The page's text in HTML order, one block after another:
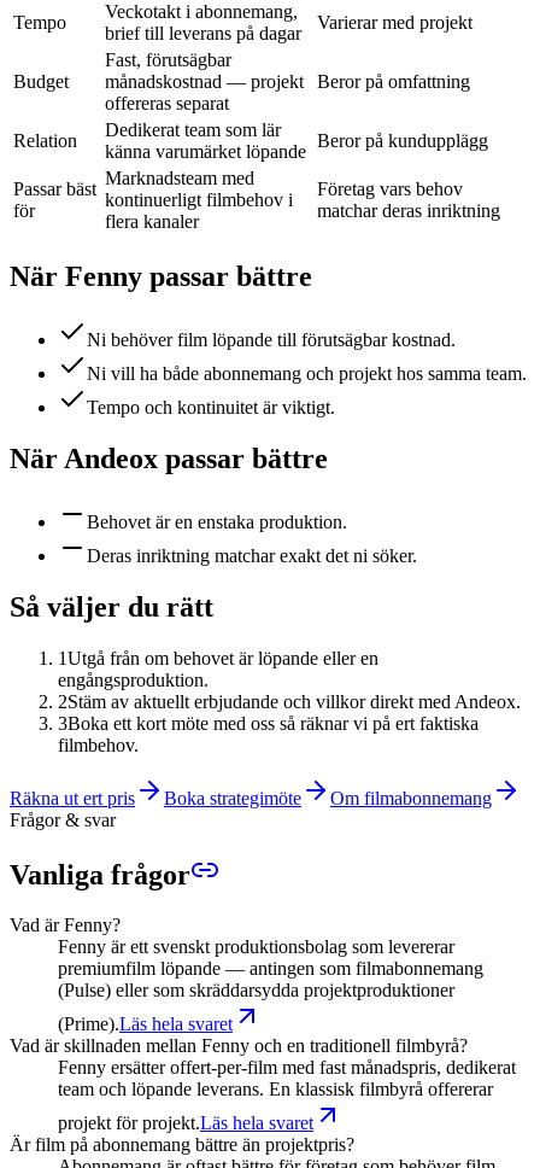
Tempo
Veckotakt i abonnemang,
brief till leverans på dagar
Varierar med projekt
Budget
Fast, förutsägbar
månadskostnad — projekt
offereras separat
Beror på omfattning
Relation
Dedikerat team som lär
känna varumärket löpande
Beror på kundupplägg
Passar bäst
för
Marknadsteam med
kontinuerligt filmbehov i
flera kanaler
Företag vars behov
matchar deras inriktning
När Fenny passar bättre
Ni behöver film löpande till förutsägbar kostnad.
Ni vill ha både abonnemang och projekt hos samma team.
Tempo och kontinuitet är viktigt.
När Andeox passar bättre
Behovet är en enstaka produktion.
Deras inriktning matchar exakt det ni söker.
Så väljer du rätt
1Utgå från om behovet är löpande eller en
engångsproduktion.
2Stäm av aktuellt erbjudande och villkor direkt med Andeox.
3Boka ett kort möte med oss så räknar vi på ert faktiska
filmbehov.
Räkna ut ert pris Boka strategimöte
Om filmabonnemang
Frågor & svar
Vanliga frågor
Vad är Fenny?
Fenny är ett svenskt produktionsbolag som levererar
premiumfilm löpande — antingen som filmabonnemang
(Pulse) eller som skräddarsydda projektproduktioner
(Prime).Läs hela svaret
Vad är skillnaden mellan Fenny och en traditionell filmbyrå?
Fenny ersätter offert-per-film med fast månadspris, dedikerat
team och löpande leverans. En klassisk filmbyrå offererar
projekt för projekt.Läs hela svaret
Är film på abonnemang bättre än projektpris?